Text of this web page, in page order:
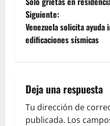
Siguiente:
Venezuela solicita
edificaciones sísmicas
Deja una respuesta
Tu dirección de
publicada. Los